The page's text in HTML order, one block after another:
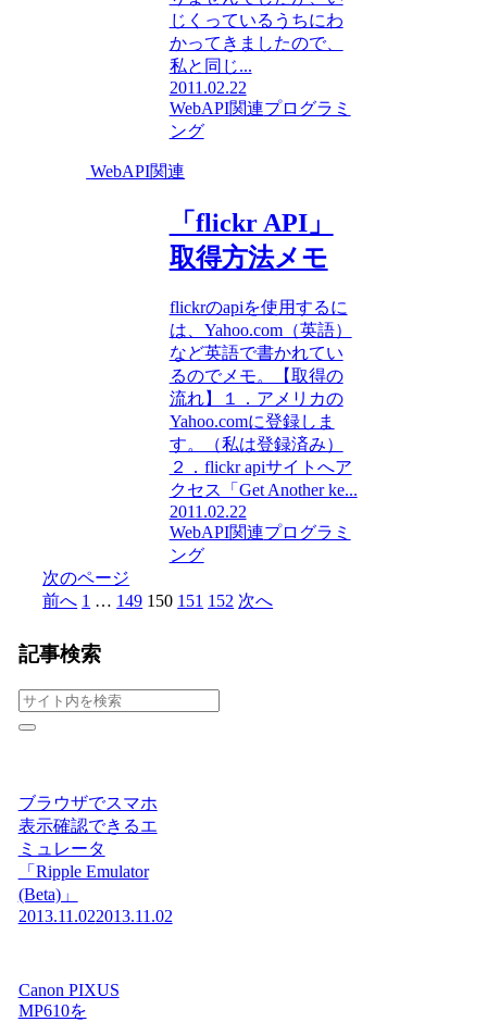
じくっているうちにわ
かってきましたので、
私と同じ...
2011.02.22
WebAPI関連プログラミ
ング
WebAPI関連
「flickr API」
取得方法メモ
flickrのapiを使用するに
は、Yahoo.com（英語）
など英語で書かれてい
るのでメモ。【取得の
流れ】１．アメリカの
Yahoo.comに登録しま
す。（私は登録済み）
２．flickr apiサイトへア
クセス「Get Another ke...
2011.02.22
WebAPI関連プログラミ
ング
次のページ
前へ 1 … 149 150 151 152 次へ
記事検索
ブラウザでスマホ
表示確認できるエ
ミュレータ
「Ripple Emulator
(Beta)」
2013.11.022013.11.02
Canon PIXUS
MP610を